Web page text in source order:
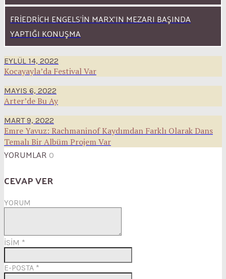
FRIEDRICH ENGELS’IN MARX’IN MEZARI BAŞINDA
YAPTIĞI KONUŞMA
EYLÜL 14, 2022
Kocayayla’da Festival Var
MAYIS 6, 2022
Arter’de Bu Ay
MART 9, 2022
Emre Yavuz: Rachmaninof Kaydımdan Farklı Olarak Dans
Temalı Bir Albüm Projem Var
YORUMLAR 0
CEVAP VER
YORUM
İSİM *
E-POSTA *